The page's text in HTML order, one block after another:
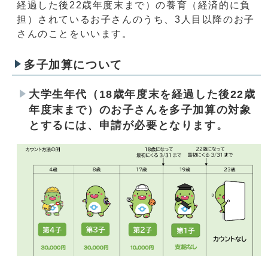
経過した後22歳年度末まで）の養育（経済的に負
担）されているお子さんのうち、3人目以降のお子
さんのことをいいます。
多子加算について
大学生年代（18歳年度末を経過した後22歳
年度末まで）のお子さんを多子加算の対象
とするには、申請が必要となります。